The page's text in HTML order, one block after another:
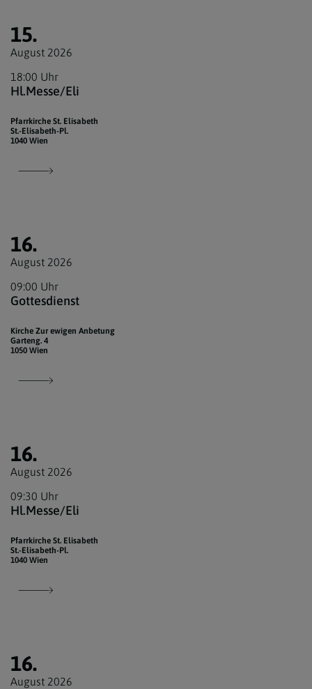
15.
August 2026
18:00 Uhr
Hl.Messe/Eli
Pfarrkirche St. Elisabeth
St.-Elisabeth-Pl.
1040 Wien
16.
August 2026
09:00 Uhr
Gottesdienst
Kirche Zur ewigen Anbetung
Garteng. 4
1050 Wien
16.
August 2026
09:30 Uhr
Hl.Messe/Eli
Pfarrkirche St. Elisabeth
St.-Elisabeth-Pl.
1040 Wien
16.
August 2026